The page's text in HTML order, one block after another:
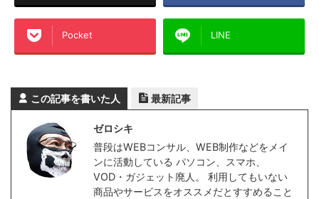
Pocket LINE
この記事を書いた人 最新記事
ゼロシキ
普段はWEBコンサル、WEB制作などをメイ
ンに活動している パソコン、スマホ、
VOD・ガジェット廃人。 利用してもいない
商品やサービスをオススメだとすすめること